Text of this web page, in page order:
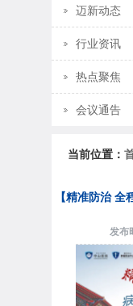
迈新动态
行业资讯
热点聚焦
会议通告
当前位置：
【精准防治 全
发布